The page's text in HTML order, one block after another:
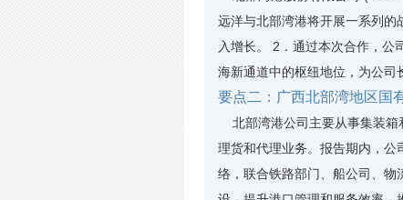
远洋与北部湾港将开展一系列的
入增长。 2．通过本次合作，
海新通道中的枢纽地位，为公司
要点二：广西北部湾地区国
北部湾港公司主要从事集装箱
理货和代理业务。报告期内，公
络，联合铁路部门、船公司、物